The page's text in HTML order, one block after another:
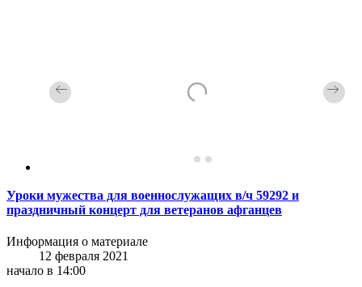
Уроки мужества для военнослужащих в/ч 59292 и
праздничный концерт для ветеранов афганцев
Информация о материале
12 февраля 2021
начало в 14:00